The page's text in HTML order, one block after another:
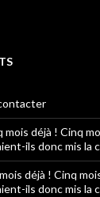
mois déjà ! Cinq
ils donc mis la
déjà ! Cinq
ils donc mis la